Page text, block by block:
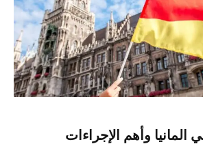
المانيا وأهم الإجراءات